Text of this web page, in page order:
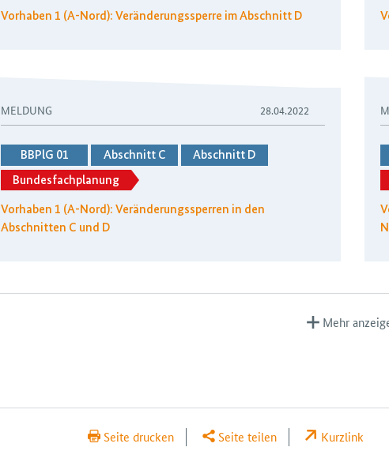
Vorhaben 1 (A-Nord): Veränderungssperre im Abschnitt D
MELDUNG 28.04.2022
BBPlG 01 Abschnitt C
Abschnitt D
Bundesfachplanung
Vorhaben 1 (A-Nord): Veränderungssperren in den
Abschnitten C und D
Mehr
Seite drucken Seite teilen Kurzlink